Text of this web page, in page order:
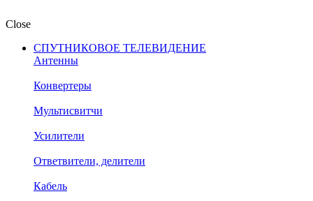
Close
СПУТНИКОВОЕ ТЕЛЕВИДЕНИЕ
Антенны
Конвертеры
Мультисвитчи
Усилители
Ответвители, делители
Кабель